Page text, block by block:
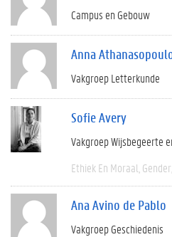
Campus en Gebouw
Anna
Vakgroep Letterkunde
Sofie Avery
Vakgroep Wijsbegeerte
Ethiek En Moraal Gender
Ana Avino de Pablo
Vakgroep Geschiedenis